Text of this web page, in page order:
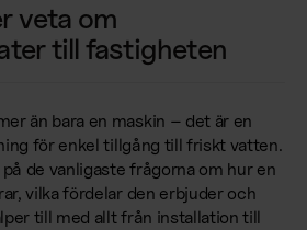
veta om
till fastigheten
än bara en maskin – det är en
för enkel tillgång till friskt vatten.
de vanligaste frågorna om hur en
vilka fördelar den erbjuder och
till med allt från installation till